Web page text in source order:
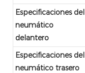
Especificaciones del
neumático
delantero
Especificaciones del
neumático trasero